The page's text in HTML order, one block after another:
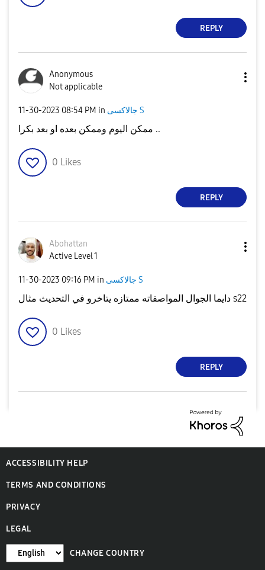
REPLY
Anonymous
Not applicable
‎11-30-2023 08:54 PM in جالاكسى S
ممكن اليوم وممكن بعده او بعد بكرا ..
0 Likes
REPLY
Abohattan
Active Level 1
‎11-30-2023 09:16 PM in جالاكسى S
دايما الجوال المواصفاته ممتازه يتاخرو في التحديث مثال s22
0 Likes
REPLY
ACCESSIBILITY HELP
TERMS AND CONDITIONS
PRIVACY
LEGAL
CHANGE COUNTRY